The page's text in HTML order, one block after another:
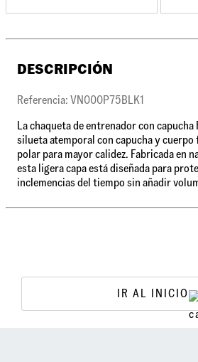
DESCRIPCIÓN
Referencia: VN000P75BLK1
La chaqueta de entrenador con
silueta atemporal con capucha y
polar para mayor calidez. Fabricada en
esta ligera capa está diseñada para
inclemencias del tiempo sin añadir
IR AL INICIO